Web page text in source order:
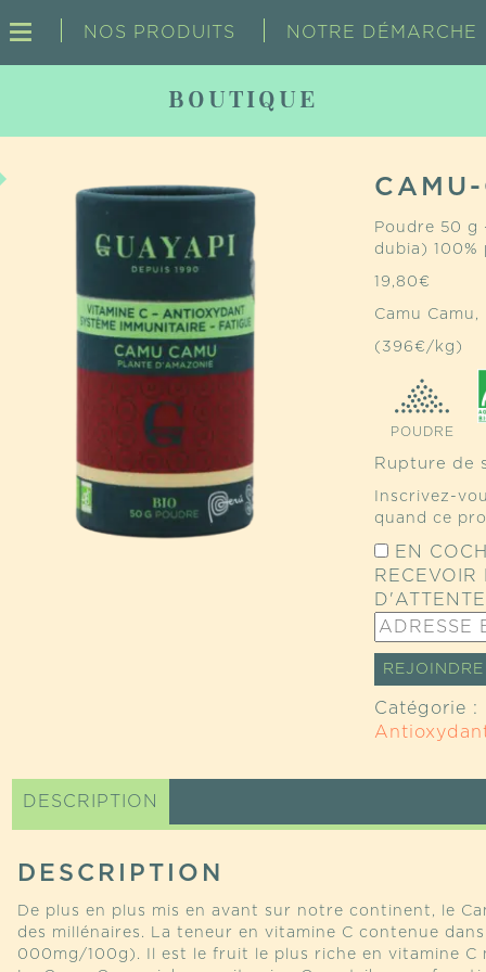
NOS PRODUITS NOTRE DÉMARCHE
BOUTIQUE
Poudre 50 g
dubia)
19,80 €
Camu
(396€/kg)
POUDRE
Rupture de
Inscrivez-
quand ce
EN
D'ATTENTE
ENTREZ
VOTRE
ADRESSE
MAIL
POUR
PRODUIT
Catégorie :
DESCRIPTION
DESCRIPTION
De plus en plus mis en avant sur notre continent, le
des millénaires. La teneur en vitamine C contenue
000mg/100g). Il est le fruit le plus riche en vitamine C